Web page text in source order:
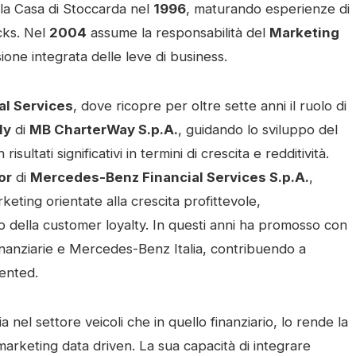
Casa di Stoccarda nel 1996, maturando esperienze di
Nel 2004 assume la responsabilità del Marketing
integrata delle leve di business.
Services
di MB CharterWay S.p.A., guidando lo sviluppo del
significativi in termini di crescita e redditività.
di Mercedes-Benz Financial Services S.p.A.,
orientate alla crescita profittevole,
della customer loyalty. In questi anni ha promosso con
e Mercedes-Benz Italia, contribuendo a
nel settore veicoli che in quello finanziario, lo rende la
data driven. La sua capacità di integrare